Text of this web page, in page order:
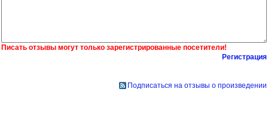
Писать отзывы могут только зарегистрированные посетители!
Регистрация
Подписаться на отзывы о произведении